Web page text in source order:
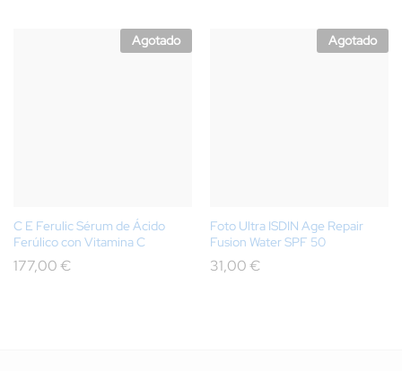
Agotado
C E Ferulic Sérum de Ácido
Ferúlico con Vitamina C
177,00€
Agotado
Foto Ultra ISDIN Age Repair
Fusion Water SPF 50
31,00€